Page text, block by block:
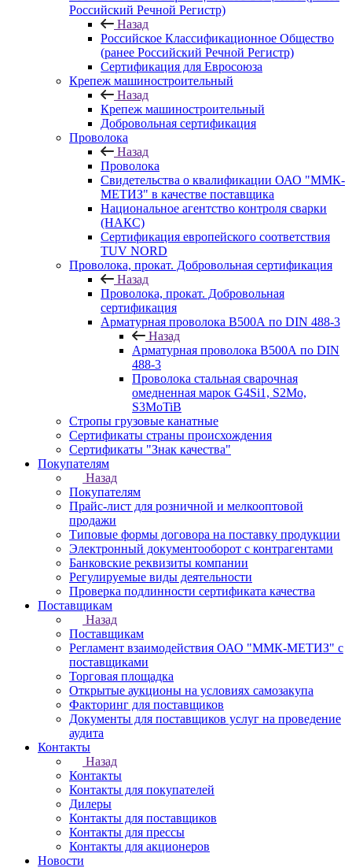
Российский Речной Регистр)
Назад
Российское Классификационное Общество
(ранее Российский Речной Регистр)
Сертификация для Евросоюза
Крепеж машиностроительный
Назад
Крепеж машиностроительный
Добровольная сертификация
Проволока
Назад
Проволока
Свидетельства о квалификации ОАО "ММК-
МЕТИЗ" в качестве поставщика
Национальное агентство контроля сварки
(НАКС)
Сертификация европейского соответствия
TUV NORD
Проволока, прокат. Добровольная сертификация
Назад
Проволока, прокат. Добровольная
сертификация
Арматурная проволока В500А по DIN 488-3
Назад
Арматурная проволока В500А по DIN
488-3
Проволока стальная сварочная
омедненная марок G4Si1, S2Mo,
S3MoTiB
Стропы грузовые канатные
Сертификаты страны происхождения
Сертификаты "Знак качества"
Покупателям
Назад
Покупателям
Прайс-лист для розничной и мелкооптовой
продажи
Типовые формы договора на поставку продукции
Электронный документооборот с контрагентами
Банковские реквизиты компании
Регулируемые виды деятельности
Проверка подлинности сертификата качества
Поставщикам
Назад
Поставщикам
Регламент взаимодействия ОАО "ММК-МЕТИЗ" с
поставщиками
Торговая площадка
Открытые аукционы на условиях самозакупа
Факторинг для поставщиков
Документы для поставщиков услуг на проведение
аудита
Контакты
Назад
Контакты
Контакты для покупателей
Дилеры
Контакты для поставщиков
Контакты для прессы
Контакты для акционеров
Новости